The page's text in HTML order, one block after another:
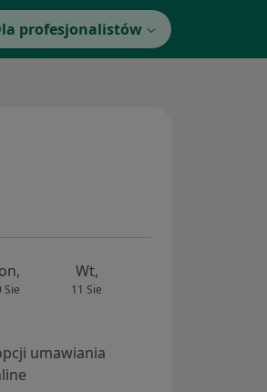
profesjonalistów
Sie
Wt,
11 Sie
umawiania